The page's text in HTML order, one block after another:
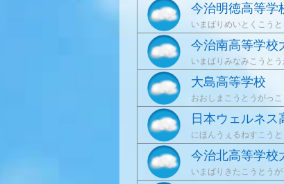
今治明徳高等学
いまばりめいとくこうと
今治南高等学校
いまばりみなみこうと
大島高等学校
おおしまこうとうがっこ
日本ウェルネス
にほんうぇるねすこうと
今治北高等学校
いまばりきたこうとう